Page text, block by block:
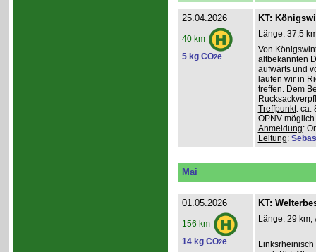
25.04.2026
40 km
5 kg CO2e
KT:
Länge: 37,5
Von
altbekannten
aufwärts und
laufen wir in
treffen. Dem
Treffpunkt: ca.
ÖPNV
Anmeldung:
Leitung:
Mai
01.05.2026
156 km
14 kg CO2e
KT:
Länge: 29 km,